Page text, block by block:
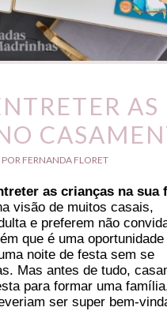
AS
POR FERNANDA FLORET
as crianças na sua
visão de muitos casais,
e preferem não
que é uma oportunidade
noite de festa sem se
Mas antes de tudo,
para formar uma
ser super bem-